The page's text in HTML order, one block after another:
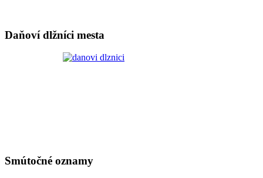
Daňoví dlžníci mesta
Smútočné oznamy